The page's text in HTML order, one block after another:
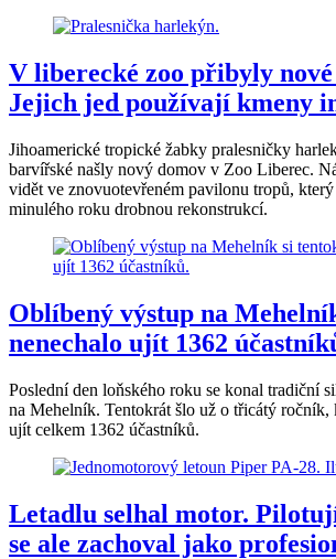
V liberecké zoo přibyly
Jejich jed používají kmeny
Jihoamerické tropické žabky pralesničky
barvířské našly nový domov v Zoo Liberec.
vidět ve znovuotevřeném pavilonu tropů,
minulého roku drobnou rekonstrukcí.
Oblíbený výstup na
nenechalo ujít 1362
Poslední den loňského roku se konal tradiční
na Mehelník. Tentokrát šlo už o třicátý ročník,
ujít celkem 1362 účastníků.
Letadlu selhal motor.
se ale zachoval jako